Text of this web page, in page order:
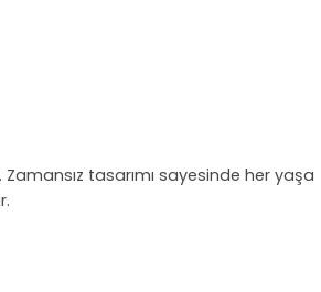
tasarımı sayesinde her yaşa